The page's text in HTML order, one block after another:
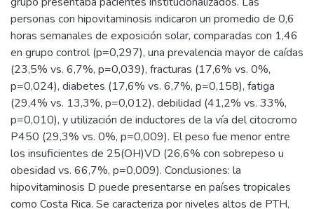
personas con hipovitaminosis indicaron un promedio de 0,6
horas semanales de exposición solar, comparadas con 1,46
en grupo control (p=0,297), una prevalencia mayor de caídas
(23,5% vs. 6,7%, p=0,039), fracturas (17,6% vs. 0%,
p=0,024), diabetes (17,6% vs. 6,7%, p=0,158), fatiga
(29,4% vs. 13,3%, p=0,012), debilidad (41,2% vs. 33%,
p=0,010), y utilización de inductores de la vía del citocromo
P450 (29,3% vs. 0%, p=0,009). El peso fue menor entre
los insuficientes de 25(OH)VD (26,6% con sobrepeso u
obesidad vs. 66,7%, p=0,009). Conclusiones: la
hipovitaminosis D puede presentarse en países tropicales
como Costa Rica. Se caracteriza por niveles altos de PTH,